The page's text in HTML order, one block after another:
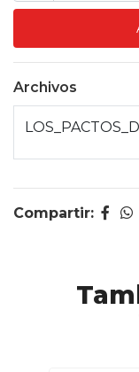
Archivos
Compartir: